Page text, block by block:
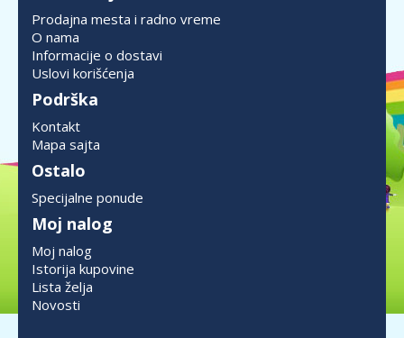
Prodajna mesta i radno vreme
O nama
Informacije o dostavi
Uslovi korišćenja
Podrška
Kontakt
Mapa sajta
Ostalo
Specijalne ponude
Moj nalog
Moj nalog
Istorija kupovine
Lista želja
Novosti